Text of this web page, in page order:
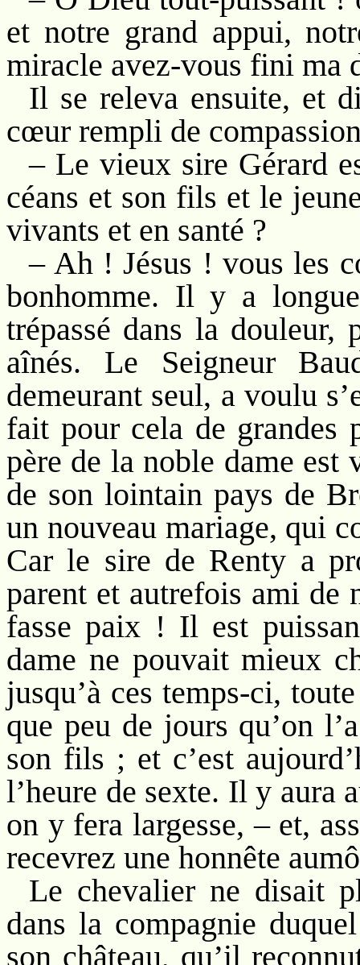
et notre grand appui,
miracle avez-vous fini ma
Il se releva ensuite, et
cœur rempli de
– Le vieux sire Gérard
céans et son fils et le
vivants et en santé ?
– Ah ! Jésus ! vous les
bonhomme. Il y a
trépassé dans la
aînés. Le Seigneur
demeurant seul, a voulu
fait pour cela de grandes
père de la noble dame est
de son lointain pays de
un nouveau mariage, qui
Car le sire de Renty a
parent et autrefois ami de
fasse paix ! Il est
dame ne pouvait mieux
jusqu’à ces temps-ci,
que peu de jours qu’on
son fils ; et c’est
l’heure de sexte. Il y aura
on y fera largesse, – et,
recevrez une honnête
Le chevalier ne disait
dans la compagnie
son château, qu’il